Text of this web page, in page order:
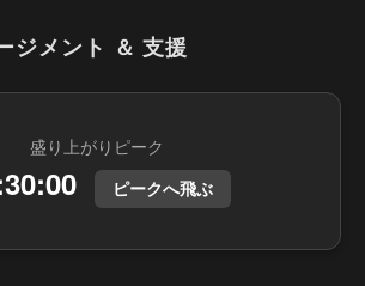
ジメント ＆ 支援
盛り上がりピーク
ピークへ飛ぶ